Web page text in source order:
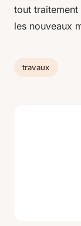
tout
les nouveaux
travaux